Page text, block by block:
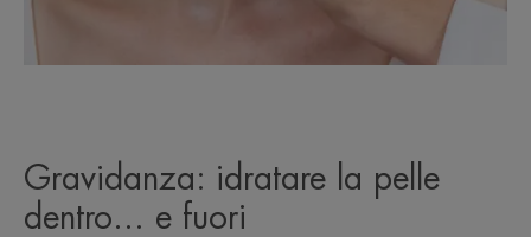
Gravidanza: idratare la pelle
dentro... e fuori